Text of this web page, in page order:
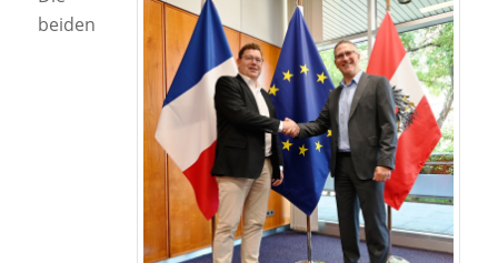
beiden